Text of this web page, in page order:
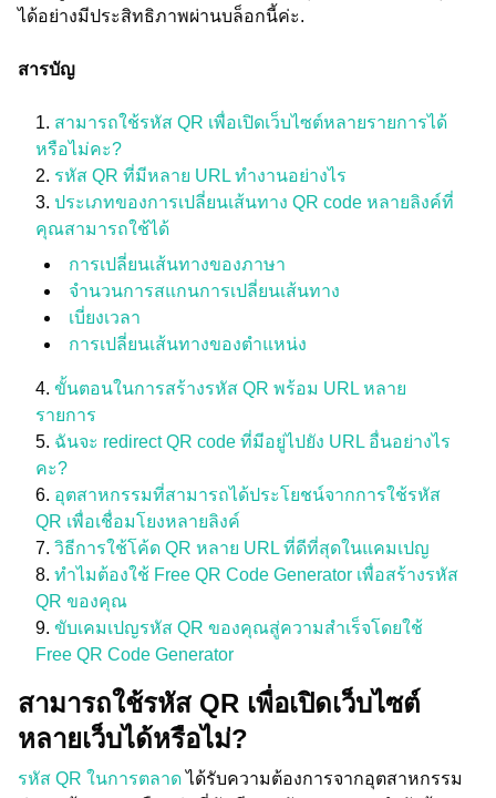
ได้อย่างมีประสิทธิภาพผ่านบล็อกนี้ค่ะ.
สารบัญ
สามารถใช้รหัส QR เพื่อเปิดเว็บไซต์หลายรายการได้
หรือไม่คะ?
รหัส QR ที่มีหลาย URL ทำงานอย่างไร
ประเภทของการเปลี่ยนเส้นทาง QR code หลายลิงค์ที่
คุณสามารถใช้ได้
การเปลี่ยนเส้นทางของภาษา
จำนวนการสแกนการเปลี่ยนเส้นทาง
เบี่ยงเวลา
การเปลี่ยนเส้นทางของตำแหน่ง
ขั้นตอนในการสร้างรหัส QR พร้อม URL หลาย
รายการ
ฉันจะ redirect QR code ที่มีอยู่ไปยัง URL อื่นอย่างไร
คะ?
อุตสาหกรรมที่สามารถได้ประโยชน์จากการใช้รหัส
QR เพื่อเชื่อมโยงหลายลิงค์
วิธีการใช้โค้ด QR หลาย URL ที่ดีที่สุดในแคมเปญ
ทำไมต้องใช้ Free QR Code Generator เพื่อสร้างรหัส
QR ของคุณ
ขับเคมเปญรหัส QR ของคุณสู่ความสำเร็จโดยใช้
Free QR Code Generator
สามารถใช้รหัส QR เพื่อเปิดเว็บไซต์
หลายเว็บได้หรือไม่?
รหัส QR ในการตลาดได้รับความต้องการจากอุตสาหกรรม